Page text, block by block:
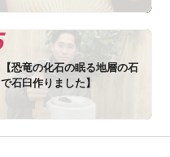
【恐竜の化石の眠る地層の石
で石臼作りました】